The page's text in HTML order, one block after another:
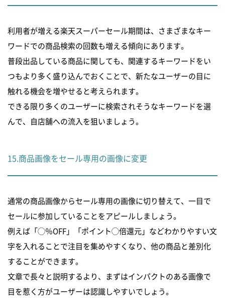
利用者が増える楽天スーパーセール期間は、さまざまなキー
ワードでの商品検索の回数も増える傾向にあります。
普段出品している商品に関しても、関連するキーワードをい
つもより多く盛り込んでおくことで、新たなユーザーの目に
触れる機会を増やせると考えられます。
できる限り多くのユーザーに検索されそうなキーワードを選
んで、自店舗への流入を狙いましょう。
15.商品画像をセール専用の画像に変更
通常の商品画像からセール専用の画像に切り替えて、一目で
セールに参加していることをアピールしましょう。
例えば「◯％OFF」「ポイント◯倍還元」などわかりやすい文
字を入れることで注目を集めやすくなり、他の商品と差別化
することができます。
文章で長々と説明するより、まずはインパクトのある画像で
目を惹く方がユーザーは認識しやすいでしょう。